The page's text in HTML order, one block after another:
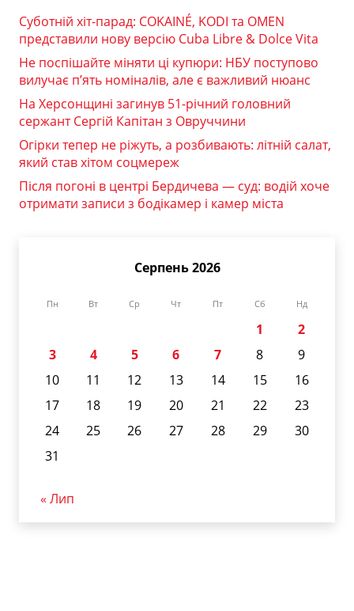
Суботній хіт-парад: COKAINÉ, KODI та OMEN
представили нову версію Cuba Libre & Dolce Vita
Не поспішайте міняти ці купюри: НБУ поступово
вилучає п’ять номіналів, але є важливий нюанс
На Херсонщині загинув 51-річний головний
сержант Сергій Капітан з Овруччини
Огірки тепер не ріжуть, а розбивають: літній салат,
який став хітом соцмереж
Після погоні в центрі Бердичева — суд: водій хоче
отримати записи з бодікамер і камер міста
Серпень 2026
Пн Вт Ср Чт Пт Сб Нд
1
2
3
4 5 6 7 8
9
10
11 12 13 14 15
16
17
18 19 20 21 22
23
24
25 26 27 28 29
30
31
« Лип